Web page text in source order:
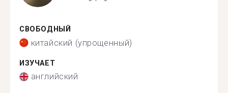
СВОБОДНЫЙ
китайский (упрощенный)
ИЗУЧАЕТ
английский